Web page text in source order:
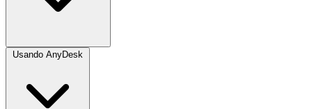
Usando AnyDesk